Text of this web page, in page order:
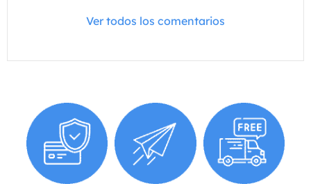
Ver todos los comentarios